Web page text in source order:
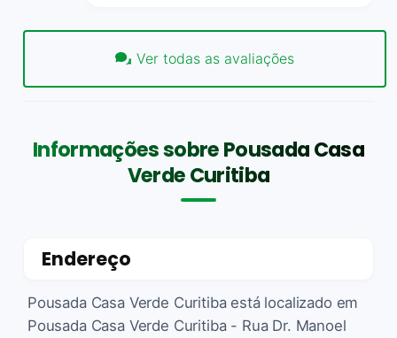
Ver todas as avaliações
Informações sobre Pousada Casa
Verde Curitiba
Endereço
Pousada Casa Verde Curitiba está localizado em
Pousada Casa Verde Curitiba - Rua Dr. Manoel